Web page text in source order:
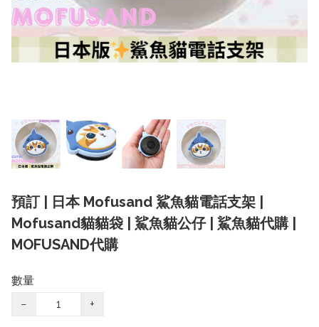
預訂 | 日本 Mofusand 鯊魚貓電話支架 |
Mofusand貓貓袋 | 鯊魚貓公仔 | 鯊魚貓代購 |
MOFUSAND代購
數量
−
+